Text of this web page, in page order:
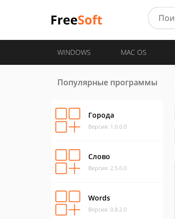
WINDOWS MAC OS
Популярные программы
Города
Версия: 1.0.0.0
Слово
Версия: 2.5.0.0
Words
Версия: 0.8.2.0